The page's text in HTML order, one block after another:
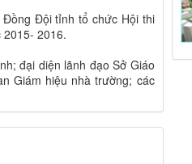
Đồng Đội tỉnh tổ chức Hội thi
2015- 2016.
đại diện lãnh đạo Sở Giáo
Giám hiệu nhà trường; các